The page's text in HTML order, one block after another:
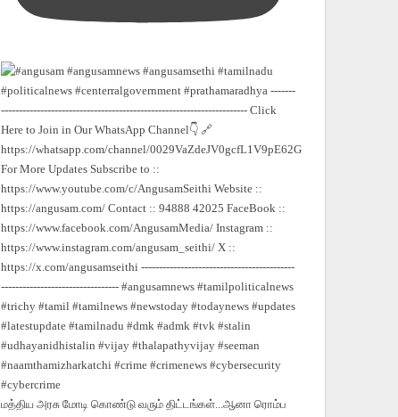
மத்திய அரசு மோடி கொண்டு வரும் திட்டங்கள்...ஆனா ரொம்ப